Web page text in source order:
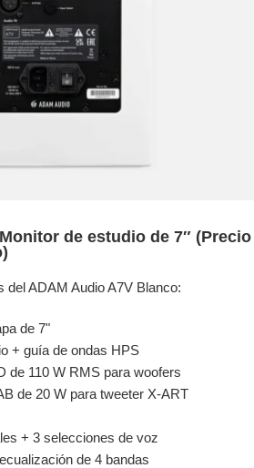
de estudio de 7″ (Precio
ADAM Audio A7V Blanco:
de 7"
+ guía de ondas HPS
de 110 W RMS para woofers
de 20 W para tweeter X-ART
+ 3 selecciones de voz
de 4 bandas